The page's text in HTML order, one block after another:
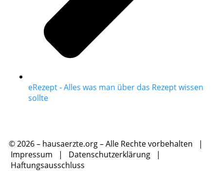
eRezept - Alles was man über das Rezept wissen
sollte
© 2026 – hausaerzte.org – Alle Rechte vorbehalten |
Impressum | Datenschutzerklärung |
Haftungsausschluss